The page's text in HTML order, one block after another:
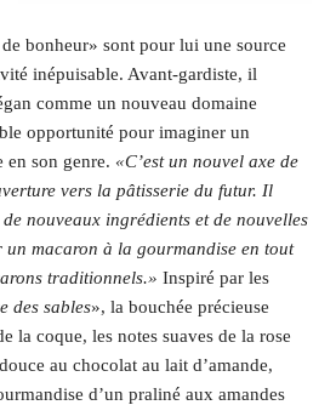
bonheur» sont pour lui une source
inépuisable. Avant-gardiste, il
comme un nouveau domaine
opportunité pour imaginer un
en son genre. «C’est un nouvel axe de
vers la pâtisserie du futur. Il
nouveaux ingrédients et de nouvelles
macaron à la gourmandise en tout
traditionnels.» Inspiré par les
des sables», la bouchée précieuse
la coque, les notes suaves de la rose
au chocolat au lait d’amande,
d’un praliné aux amandes